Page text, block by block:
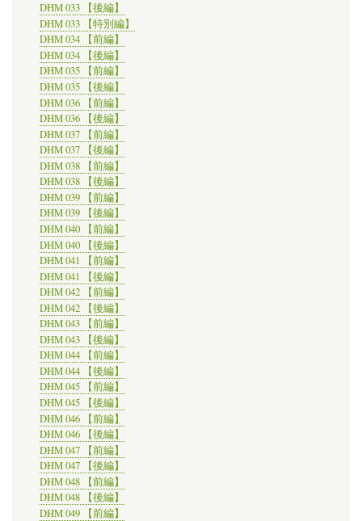
DHM 033 【後編】
DHM 033 【特別編】
DHM 034 【前編】
DHM 034 【後編】
DHM 035 【前編】
DHM 035 【後編】
DHM 036 【前編】
DHM 036 【後編】
DHM 037 【前編】
DHM 037 【後編】
DHM 038 【前編】
DHM 038 【後編】
DHM 039 【前編】
DHM 039 【後編】
DHM 040 【前編】
DHM 040 【後編】
DHM 041 【前編】
DHM 041 【後編】
DHM 042 【前編】
DHM 042 【後編】
DHM 043 【前編】
DHM 043 【後編】
DHM 044 【前編】
DHM 044 【後編】
DHM 045 【前編】
DHM 045 【後編】
DHM 046 【前編】
DHM 046 【後編】
DHM 047 【前編】
DHM 047 【後編】
DHM 048 【前編】
DHM 048 【後編】
DHM 049 【前編】